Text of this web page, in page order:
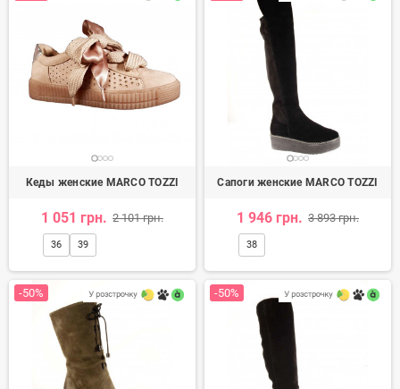
Кеды женские MARCO TOZZI
1 051 грн. 2 101 грн.
36 39
Сапоги женские MARCO TOZZI
1 946 грн. 3 893 грн.
38
-50% -50%